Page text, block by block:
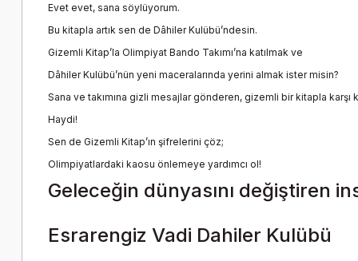
Evet evet, sana söylüyorum.
Bu kitapla artık sen de Dâhiler Kulübü’ndesin.
Gizemli Kitap’la Olimpiyat Bando Takımı’na katılmak ve
Dâhiler Kulübü’nün yeni maceralarında yerini almak ister misin?
Sana ve takımına gizli mesajlar gönderen, gizemli bir kitapla karşı
Haydi!
Sen de Gizemli Kitap’ın şifrelerini çöz;
Olimpiyatlardaki kaosu önlemeye yardımcı ol!
Geleceğin dünyasını değiştiren
Esrarengiz Vadi Dahiler Kulübü